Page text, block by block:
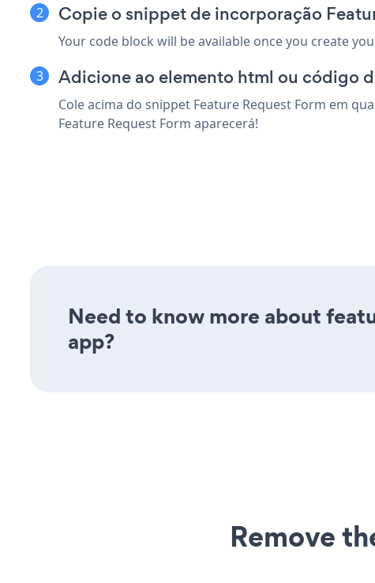
Copie o snippet de incorporação
Your code block will be available once you create
Adicione ao elemento html ou código
Cole acima do snippet Feature Request Form em
Feature Request Form aparecerá!
Need to know more about
app?
Remove